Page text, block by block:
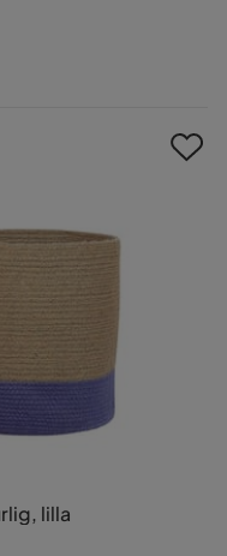
lilla